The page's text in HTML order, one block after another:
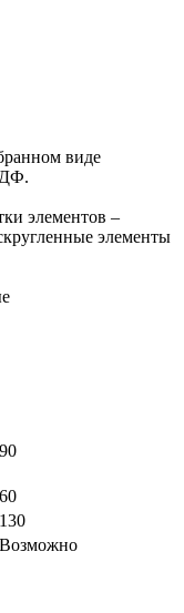
виде
элементов –
элементы
90
60
130
Возможно